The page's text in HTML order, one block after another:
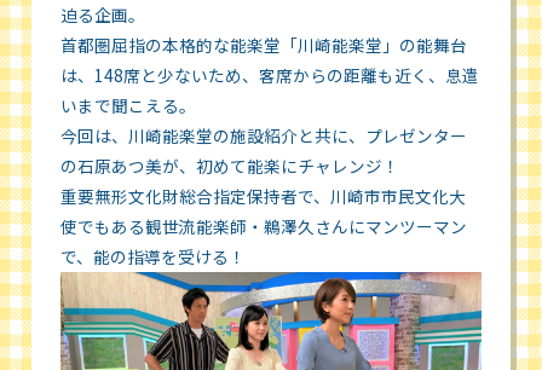
迫る企画。
首都圏屈指の本格的な能楽堂「川崎能楽堂」の能舞台
は、148席と少ないため、客席からの距離も近く、息遣
いまで聞こえる。
今回は、川崎能楽堂の施設紹介と共に、プレゼンター
の石原あつ美が、初めて能楽にチャレンジ！
重要無形文化財総合指定保持者で、川崎市市民文化大
使でもある観世流能楽師・鵜澤久さんにマンツーマン
で、能の指導を受ける！